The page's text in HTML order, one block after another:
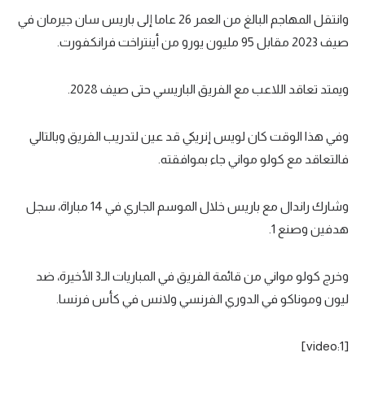
وانتقل المهاجم البالغ من العمر 26 عاما إلى باريس سان جيرمان في
صيف 2023 مقابل 95 مليون يورو من أينتراخت فرانكفورت.
ويمتد تعاقد اللاعب مع الفريق الباريسي حتى صيف 2028.
وفي هذا الوقت كان لويس إنريكي قد عين لتدريب الفريق وبالتالي
فالتعاقد مع كولو مواني جاء بموافقته.
وشارك راندال مع باريس خلال الموسم الجاري في 14 مباراة، سجل
هدفين وصنع 1.
وخرج كولو مواني من قائمة الفريق في المباريات الـ3 الأخيرة، ضد
ليون وموناكو في الدوري الفرنسي ولانس في كأس فرنسا.
[video:1]